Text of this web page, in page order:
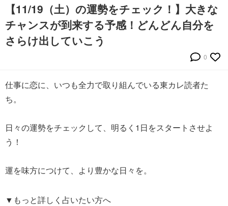
【11/19（土）の運勢をチェック！】大きな
チャンスが到来する予感！どんどん自分を
さらけ出していこう
0
仕事に恋に、いつも全力で取り組んでいる東カレ読者た
ち。
日々の運勢をチェックして、明るく1日をスタートさせよ
う！
運を味方につけて、より豊かな日々を。
▼もっと詳しく占いたい方へ